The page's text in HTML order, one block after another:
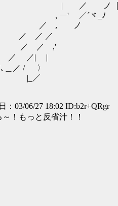
ノ ｜
´ヾ_ﾉ
, ノ
／
,'
| |
/ 〉
／
：03/06/27 18:02 ID:b2r+QRgr
！もっと反省汁！！
∧
｀
つ
＿,
し
､＿_,